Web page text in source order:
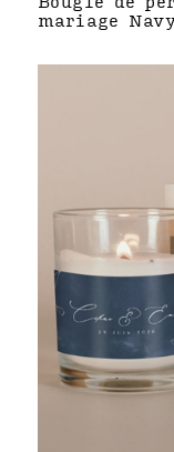
mariage